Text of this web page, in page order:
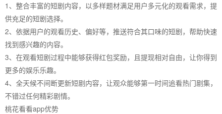
1、整合丰富的短剧内容，以多样题材满足用户多元化的观看需求，提
供充足的短剧选择。
2、依据用户的观看历史、偏好等，推送符合其口味的短剧，帮助快速
找到感兴趣的内容。
3、在观看短剧过程中能够获得红包奖励，且提现相对自由，让你得到
更多的娱乐乐趣。
4、全天候不间断更新短剧内容，让观众能够第一时间追看热门剧集，
不错过任何精彩剧情。
桃花看看app优势